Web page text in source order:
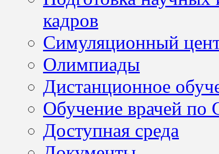
кадров
Симуляционный
Олимпиады
Дистанционное
Обучение врачей по
Доступная среда